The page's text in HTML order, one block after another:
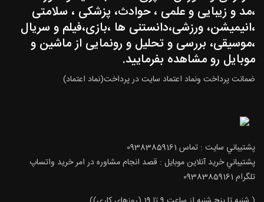
،مد و زیبایی و علمی ، حوادث، پزشکی ، سلامتی
،انیمیشن، ورزشی،دانستنی ها ،بازی،فیلم و سریال
،موسیقی، بررسی و تحلیل و رونمایی از ماشین و
موبایل رو مشاهده بفرمایید.
ضمانت پرداخت ونماد اعتماد سایت در پرداخت(نماد اعتماد)
پشتيباني سايت : تماس 09383859161
پشتيباني خريد آنلاين موبايل : قصد انجام مشاوره در امر خرید واتساپ
تلگرام 09383859161